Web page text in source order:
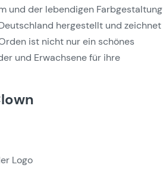
und der lebendigen Farbgestaltung
hergestellt und zeichnet
ist nicht nur ein schönes
und Erwachsene für ihre
Logo